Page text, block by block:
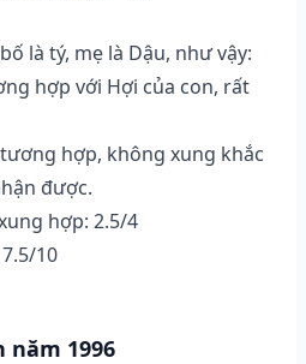
là tý, mẹ là Dậu, như vậy:
hợp với Hợi của con, rất
hợp, không xung khắc
được.
hợp: 2.5/4
10
năm 1996